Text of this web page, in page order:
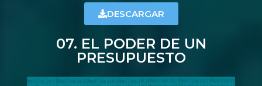
DESCARGAR
07. EL PODER DE UN
PRESUPUESTO